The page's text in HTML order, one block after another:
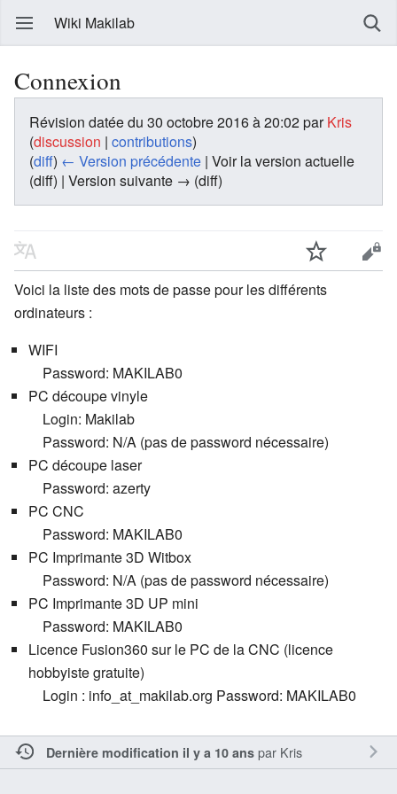
Wiki Makilab
Connexion
Révision datée du 30 octobre 2016 à 20:02 parKris
(discussion | contributions)
(diff) ← Version précédente | Voir la version actuelle
(diff) | Version suivante → (diff)
Voici la liste des mots de passe pour les différents
ordinateurs :
WIFI
Password: MAKILAB0
PC découpe vinyle
Login: Makilab
Password: N/A (pas de password nécessaire)
PC découpe laser
Password: azerty
PC CNC
Password: MAKILAB0
PC Imprimante 3D Witbox
Password: N/A (pas de password nécessaire)
PC Imprimante 3D UP mini
Password: MAKILAB0
Licence Fusion360 sur le PC de la CNC (licence
hobbyiste gratuite)
Login : info_at_makilab.org Password: MAKILAB0
Dernière modification il y a 10 anspar Kris